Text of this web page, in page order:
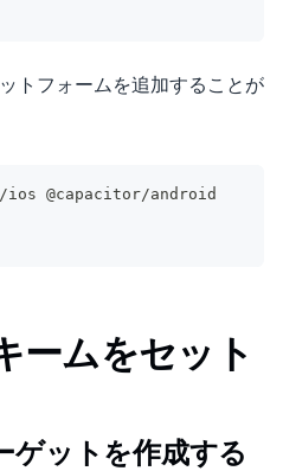
トフォームを追加することが
ios @capacitor/android
ームをセット
ゲットを作成する